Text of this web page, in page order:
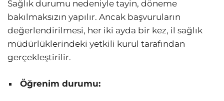
Sağlık durumu nedeniyle tayin, döneme
bakılmaksızın yapılır. Ancak başvuruların
değerlendirilmesi, her iki ayda bir kez, il sağlık
müdürlüklerindeki yetkili kurul tarafından
gerçekleştirilir.
Öğrenim durumu: